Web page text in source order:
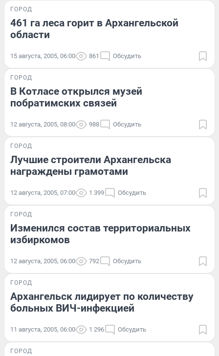
ГОРОД
461 га леса горит в Архангельской
области
15 августа, 2005, 06:00 861 Обсудить
ГОРОД
В Котласе открылся музей
побратимских связей
12 августа, 2005, 08:00 988 Обсудить
ГОРОД
Лучшие строители Архангельска
награждены грамотами
12 августа, 2005, 07:00 1 399 Обсудить
ГОРОД
Изменился состав территориальных
избиркомов
12 августа, 2005, 06:00 792 Обсудить
ГОРОД
Архангельск лидирует по количеству
больных ВИЧ-инфекцией
11 августа, 2005, 06:00 1 296 Обсудить
ГОРОД